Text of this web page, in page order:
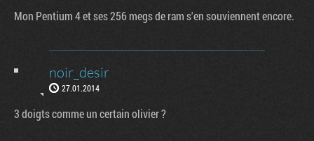
Mon Pentium 4 et ses 256 megs de ram s'en souviennent encore.
noir_desir
27.01.2014
3 doigts comme un certain olivier ?